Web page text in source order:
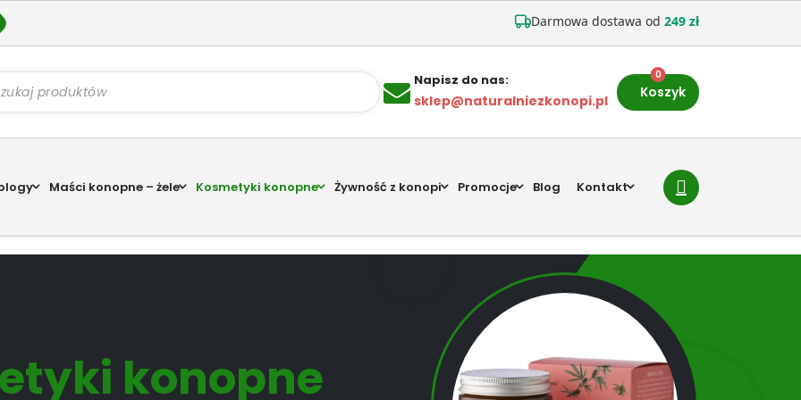
Darmowa dostawa od 249 zł
Napisz do nas:
sklep@naturalniezkonopi.pl
Koszyk
0
Maści konopne – żele Kosmetyki konopne Żywność z konopi Promocje Blog Kontakt
konopne